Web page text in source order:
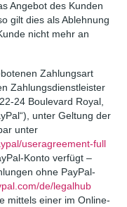
Angebot des Kunden
gilt dies als Ablehnung
nicht mehr an
Zahlungsart
Zahlungsdienstleister
24 Boulevard Royal,
unter Geltung der
unter
/useragreement-full
Konto verfügt –
ohne PayPal-
/de/legalhub
mittels einer im Online-